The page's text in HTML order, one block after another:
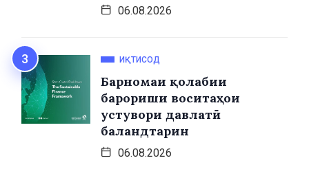
06.08.2026
ИҚТИСОД
Барномаи қолабии
барориши воситаҳои
устувори давлатӣ
баландтарин
06.08.2026